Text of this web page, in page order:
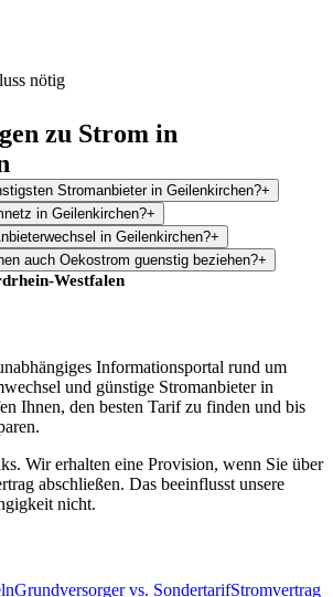
nötig
zu Strom in
Stromanbieter in Geilenkirchen?+
in Geilenkirchen?+
in Geilenkirchen?+
auch Oekostrom guenstig beziehen?+
Westfalen
Informationsportal rund um
und günstige Stromanbieter in
Ihnen, den besten Tarif zu finden und bis
Wir erhalten eine Provision, wenn Sie über
abschließen. Das beeinflusst unsere
nicht.
Grundversorger vs. SondertarifStromvertrag